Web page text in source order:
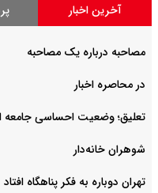
آخرین اخبار
مصاحبه درباره یک مصاحبه
در محاصره اخبار
تعلیق؛ وضعیت احساسی جامعه
شوهران خانه‌دار
تهران دوباره به فکر پناهگاه افتاد